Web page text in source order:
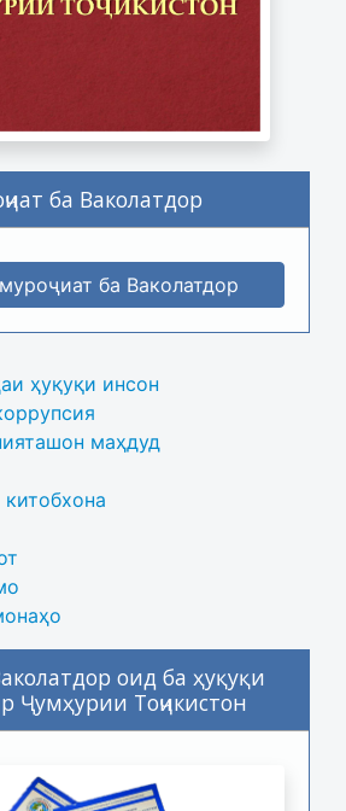
ба Ваколатдор
ба Ваколатдор
ҳуқуқи инсон
маҳдуд
оид ба ҳуқуқи
Ҷумҳурии Тоҷикистон